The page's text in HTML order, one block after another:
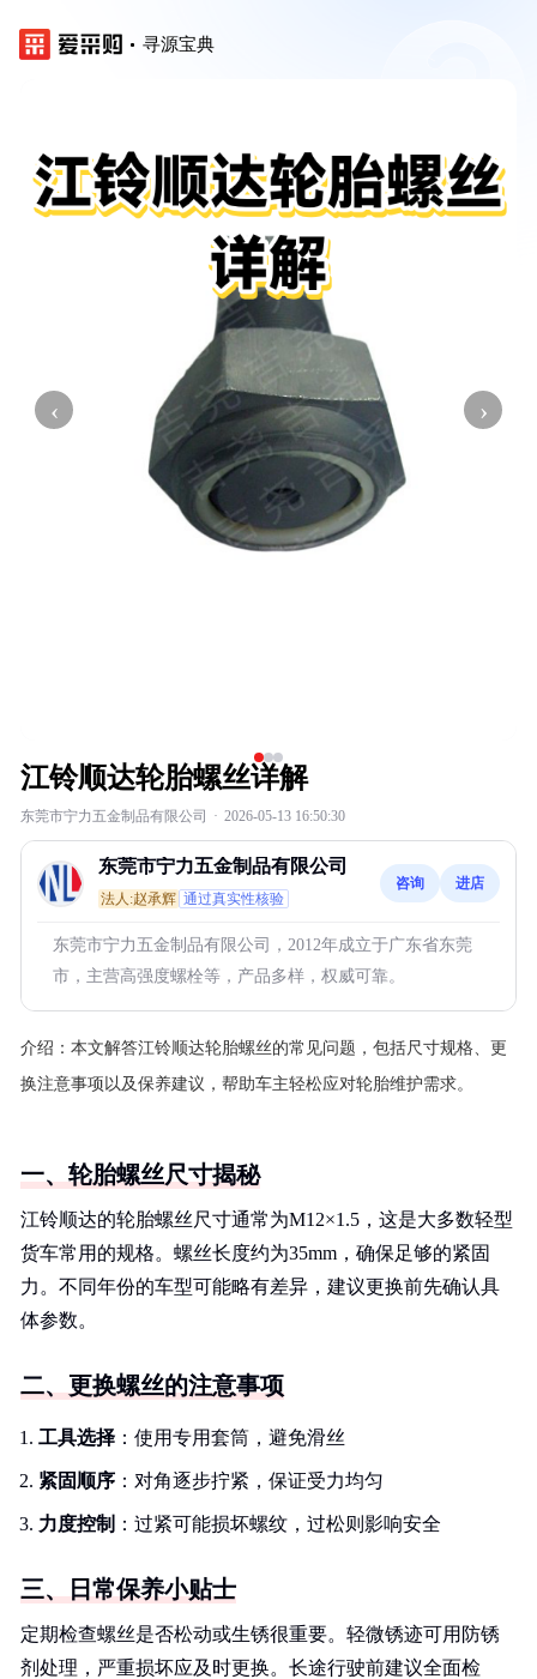
寻源宝典
‹ ›
江铃顺达轮胎螺丝详解
东莞市宁力五金制品有限公司 · 2026-05-13 16:50:30
东莞市宁力五金制品有限公司
法人:赵承辉 通过真实性核验
咨询 进店
东莞市宁力五金制品有限公司，2012年成立于广东省东莞
市，主营高强度螺栓等，产品多样，权威可靠。
介绍： 本文解答江铃顺达轮胎螺丝的常见问题，包括尺寸规格、更
换注意事项以及保养建议，帮助车主轻松应对轮胎维护需求。
一、轮胎螺丝尺寸揭秘
江铃顺达的轮胎螺丝尺寸通常为M12×1.5，这是大多数轻型
货车常用的规格。螺丝长度约为35mm，确保足够的紧固
力。不同年份的车型可能略有差异，建议更换前先确认具
体参数。
二、更换螺丝的注意事项
工具选择 ：使用专用套筒，避免滑丝
紧固顺序 ：对角逐步拧紧，保证受力均匀
力度控制 ：过紧可能损坏螺纹，过松则影响安全
三、日常保养小贴士
定期检查螺丝是否松动或生锈很重要。轻微锈迹可用防锈
剂处理，严重损坏应及时更换。长途行驶前建议全面检